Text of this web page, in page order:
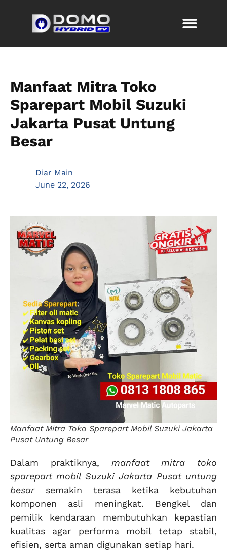
Manfaat Mitra Toko
Sparepart Mobil Suzuki
Jakarta Pusat Untung
Besar
Diar Main
June 22, 2026
Manfaat Mitra Toko Sparepart Mobil Suzuki Jakarta
Pusat Untung Besar
Dalam praktiknya, manfaat mitra toko
sparepart mobil Suzuki Jakarta Pusat untung
besarsemakin terasa ketika kebutuhan
komponen asli meningkat. Bengkel dan
pemilik kendaraan membutuhkan kepastian
kualitas agar performa mobil tetap stabil,
efisien, serta aman digunakan setiap hari.